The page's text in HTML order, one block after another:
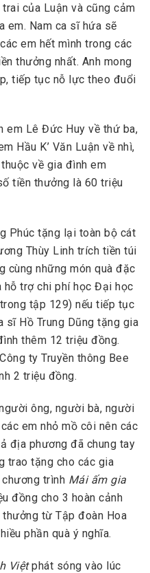
của Luận và cũng cảm
em. Nam ca sĩ hứa sẽ
em hết mình trong các
thưởng nhất. Anh mong
tiếp tục nỗ lực theo đuổi
em Lê Đức Huy về thứ ba,
Hầu K’ Văn Luận về nhì,
về gia đình em
tiền thưởng là 60 triệu
Phúc tặng lại toàn bộ cát
Thùy Linh trích tiền túi
cùng những món quà đặc
hỗ trợ chi phí học Đại học
tập 129) nếu tiếp tục
Hồ Trung Dũng tặng gia
thêm 12 triệu đồng.
ty Truyền thông Bee
2 triệu đồng.
ông, người bà, người
em nhỏ mồ côi nên các
địa phương đã chung tay
trao tặng cho các gia
trình Mái ấm gia
đồng cho 3 hoàn cảnh
từ Tập đoàn Hoa
phần quà ý nghĩa.
Việtphát sóng vào lúc